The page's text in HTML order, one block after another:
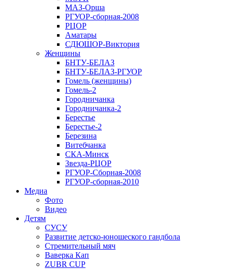
МАЗ-Орша
РГУОР-сборная-2008
РЦОР
Аматары
СДЮШОР-Виктория
Женщины
БНТУ-БЕЛАЗ
БНТУ-БЕЛАЗ-РГУОР
Гомель (женщины)
Гомель-2
Городничанка
Городничанка-2
Берестье
Берестье-2
Березина
Витебчанка
СКА-Минск
Звезда-РЦОР
РГУОР-Сборная-2008
РГУОР-сборная-2010
Медиа
Фото
Видео
Детям
СУСУ
Развитие детско-юношеского гандбола
Стремительный мяч
Ваверка Кап
ZUBR CUP